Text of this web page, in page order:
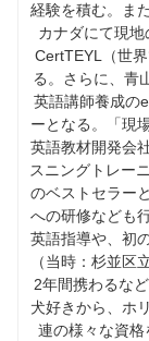
経験を積む。ま
カナダにて現地
CertTEYL（世
る。さらに、青
英語講師養成の
ーとなる。「現
英語教材開発会
スニングトレー
のベストセラー
への研修なども
英語指導や、初
（当時：杉並区
2年間携わるな
犬好きから、ホ
連の様々な資格